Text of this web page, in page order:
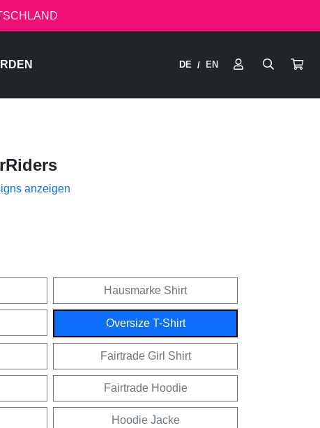
DE / EN
anzeigen
Hausmarke Shirt
Oversize T-Shirt
Fairtrade Girl Shirt
Fairtrade Hoodie
Hoodie Jacke